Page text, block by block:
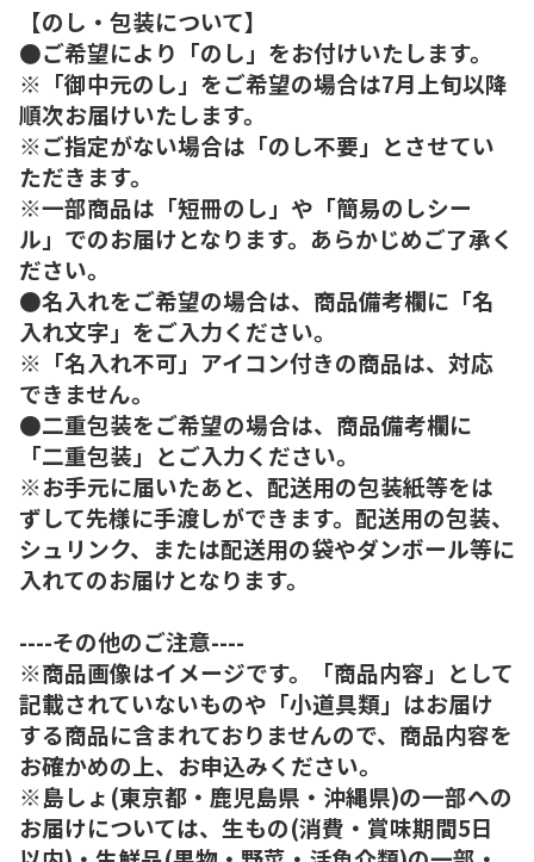
【のし・包装について】
●ご希望により「のし」をお付けいたします。
※「御中元のし」をご希望の場合は7月上旬以降
順次お届けいたします。
※ご指定がない場合は「のし不要」とさせてい
ただきます。
※一部商品は「短冊のし」や「簡易のしシー
ル」でのお届けとなります。あらかじめご了承く
ださい。
●名入れをご希望の場合は、商品備考欄に「名
入れ文字」をご入力ください。
※「名入れ不可」アイコン付きの商品は、対応
できません。
●二重包装をご希望の場合は、商品備考欄に
「二重包装」とご入力ください。
※お手元に届いたあと、配送用の包装紙等をは
ずして先様に手渡しができます。配送用の包装、
シュリンク、または配送用の袋やダンボール等に
入れてのお届けとなります。
----その他のご注意----
※商品画像はイメージです。「商品内容」として
記載されていないものや「小道具類」はお届け
する商品に含まれておりませんので、商品内容を
お確かめの上、お申込みください。
※島しょ(東京都・鹿児島県・沖縄県)の一部への
お届けについては、生もの(消費・賞味期間5日